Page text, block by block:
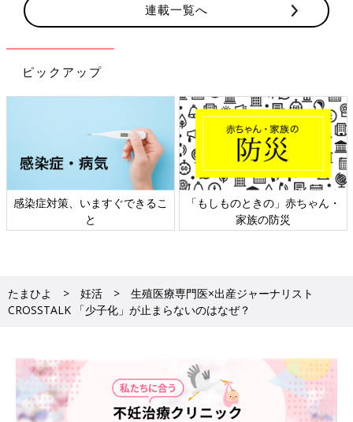
■河合：私たちが生み出してきた便利なもの、お金になるもの
が、恋愛の代わりをしてくれる……。
■市山：寂しい話ですよね。
――2022年の出生率は1.26で過去最低です（※2）。
■市山：これを改善するためには並大抵の施策ではうまくいきま
せん。人口を増やすためには、配偶者でなくてもパートナーを持
てる制度設計をし、子どもの福祉を守るために国や自治体、そし
て社会がどういう形でサポートしていくか、議論していく必要が
あると思います。
■市山：そもそも、出産費用を保険適用にするべきかどうか。
「保険適用になったから出産しよう」という人は、おそらくあま
もある。かえって患者さんがいい医療サービスを受けられる環境
がなくなってしまうことを産婦人科医はみんな危惧しています。
■河合：日本産科婦人科学会は、出産費用の保険適用に関しては
連載一覧へ
ピックアップ
感染症対策、いますぐできるこ
と
「もしものときの」赤ちゃん・
家族の防災
たまひよ 妊活
生殖医療専門医×出産ジャーナリスト
CROSSTALK 「少子化」が止まらないのはなぜ？